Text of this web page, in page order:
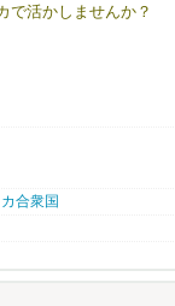
安心して働けます。
で活かしませんか？
サービスを提供してい
安心して働けます。
技術職に戻りたい方、
合衆国